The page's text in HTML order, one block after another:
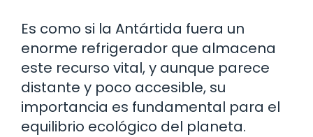
Es como si la Antártida fuera un
enorme refrigerador que almacena
este recurso vital, y aunque parece
distante y poco accesible, su
importancia es fundamental para el
equilibrio ecológico del planeta.